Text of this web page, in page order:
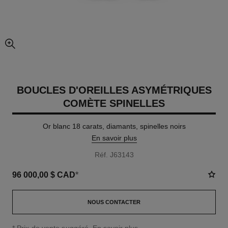
agrandissement
BOUCLES D'OREILLES ASYMÉTRIQUES
COMÈTE SPINELLES
Or blanc 18 carats, diamants, spinelles noirs
En savoir plus
Réf. J63143
96 000,00 $ CAD*
NOUS CONTACTER